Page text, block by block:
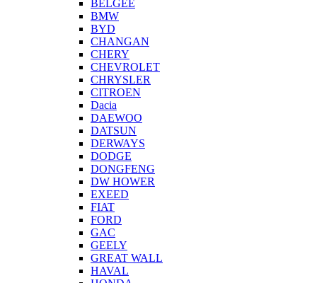
BELGEE
BMW
BYD
CHANGAN
CHERY
CHEVROLET
CHRYSLER
CITROEN
Dacia
DAEWOO
DATSUN
DERWAYS
DODGE
DONGFENG
DW HOWER
EXEED
FIAT
FORD
GAC
GEELY
GREAT WALL
HAVAL